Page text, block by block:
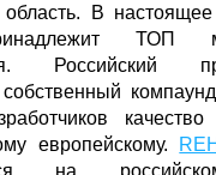
область. В
ТОП
Российский
собственный
качество
европейскому.
на